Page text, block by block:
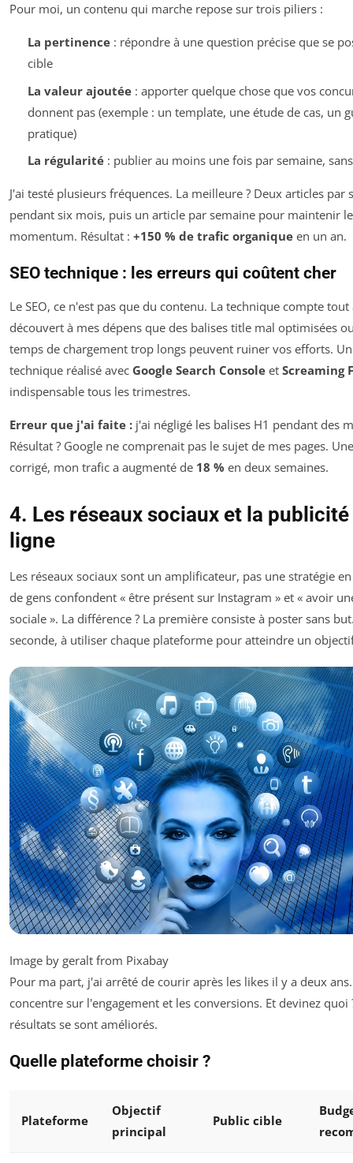
Pour moi, un contenu qui marche repose sur trois piliers :
La pertinence: répondre à une question précise que se
cible
La valeur ajoutée: apporter quelque chose que vos
donnent pas (exemple : un template, une étude de cas, un
pratique)
La régularité: publier au moins une fois par semaine,
J'ai testé plusieurs fréquences. La meilleure ? Deux articles par
pendant six mois, puis un article par semaine pour maintenir le
momentum. Résultat : +150 % de trafic organique en un an.
SEO technique : les erreurs qui coûtent cher
Le SEO, ce n'est pas que du contenu. La technique compte tout
découvert à mes dépens que des balises title mal optimisées
temps de chargement trop longs peuvent ruiner vos efforts.
technique réalisé avec Google Search Console et Screaming
indispensable tous les trimestres.
Erreur que j'ai faite : j'ai négligé les balises H1 pendant des
Résultat ? Google ne comprenait pas le sujet de mes pages.
corrigé, mon trafic a augmenté de 18 % en deux semaines.
4. Les réseaux sociaux et la publicité
ligne
Les réseaux sociaux sont un amplificateur, pas une stratégie
de gens confondent « être présent sur Instagram » et « avoir
sociale ». La différence ? La première consiste à poster sans
seconde, à utiliser chaque plateforme pour atteindre un
Image by geralt from Pixabay
Pour ma part, j'ai arrêté de courir après les likes il y a deux ans.
concentre sur l'engagement et les conversions. Et devinez quoi
résultats se sont améliorés.
Quelle plateforme choisir ?
Plateforme
Objectif
principal
Public cible